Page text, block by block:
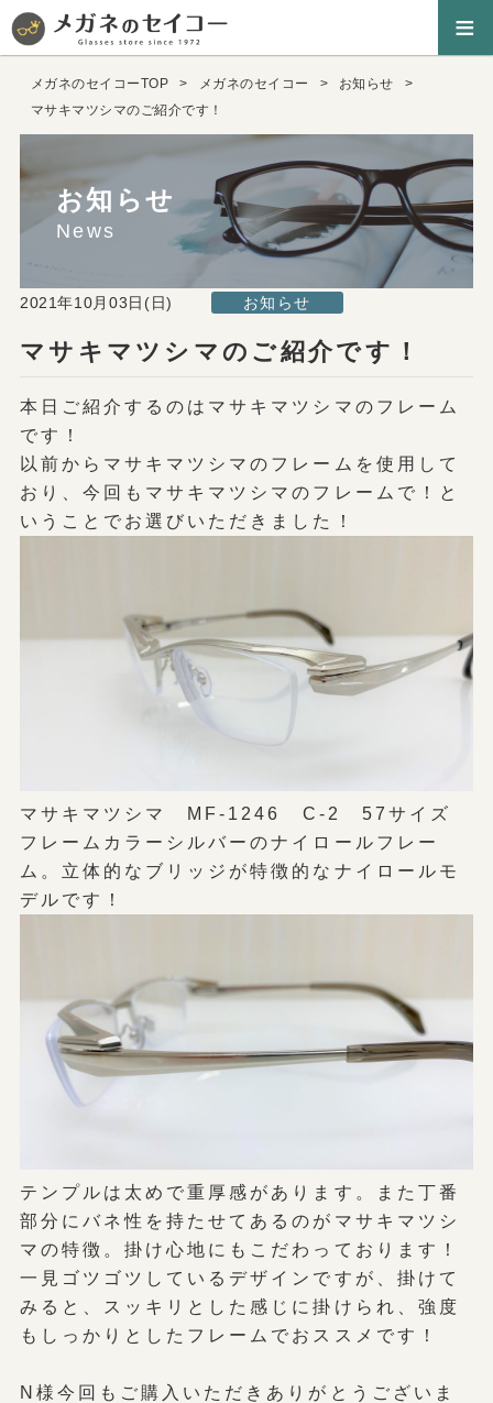
≡
メガネのセイコーTOP メガネのセイコー
お知らせ
マサキマツシマのご紹介です！
お知らせ
News
マサキマツシマのご紹介です！
2021年10月03日(日) お知らせ
本日ご紹介するのはマサキマツシマのフレーム
です！
以前からマサキマツシマのフレームを使用して
おり、今回もマサキマツシマのフレームで！と
いうことでお選びいただきました！
マサキマツシマ MF-1246 C-2 57サイズ
フレームカラーシルバーのナイロールフレー
ム。立体的なブリッジが特徴的なナイロールモ
デルです！
テンプルは太めで重厚感があります。また丁番
部分にバネ性を持たせてあるのがマサキマツシ
マの特徴。掛け心地にもこだわっております！
一見ゴツゴツしているデザインですが、掛けて
みると、スッキリとした感じに掛けられ、強度
もしっかりとしたフレームでおススメです！
N様今回もご購入いただきありがとうございま